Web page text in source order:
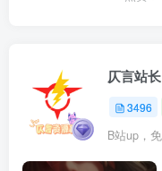
仄言站长
3496